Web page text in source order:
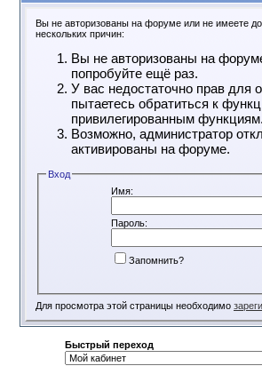
Вы не авторизованы на форуме или не имеете
нескольких причин:
Вы не авторизованы на
попробуйте ещё раз.
У вас недостаточно прав для
пытаетесь обратиться к
привилегированным
Возможно, администратор
активированы на форуме.
Вход
Имя:
Пароль:
Запомнить?
Для просмотра этой страницы необходимо
Быстрый переход